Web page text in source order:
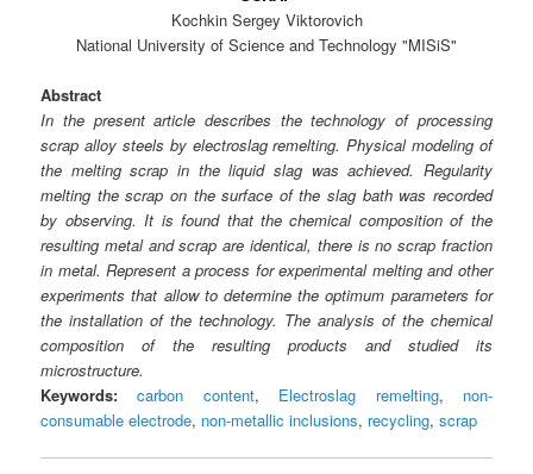
Kochkin Sergey Viktorovich
National University of Science and Technology "MISiS"
Abstract
In the present article describes the technology of processing
scrap alloy steels by electroslag remelting. Physical modeling of
the melting scrap in the liquid slag was achieved. Regularity
melting the scrap on the surface of the slag bath was recorded
by observing. It is found that the chemical composition of the
resulting metal and scrap are identical, there is no scrap fraction
in metal. Represent a process for experimental melting and other
experiments that allow to determine the optimum parameters for
the installation of the technology. The analysis of the chemical
composition of the resulting products and studied its
microstructure.
Keywords:
carbon content, Electroslag remelting, non-
consumable electrode, non-metallic inclusions, recycling,scrap